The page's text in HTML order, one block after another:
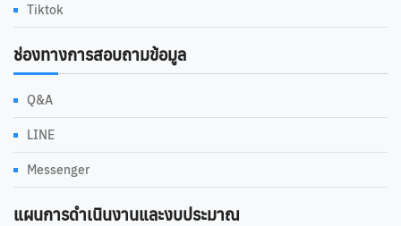
Tiktok
ช่องทางการสอบถามข้อมูล
Q&A
LINE
Messenger
แผนการดำเนินงานและงบประมาณ